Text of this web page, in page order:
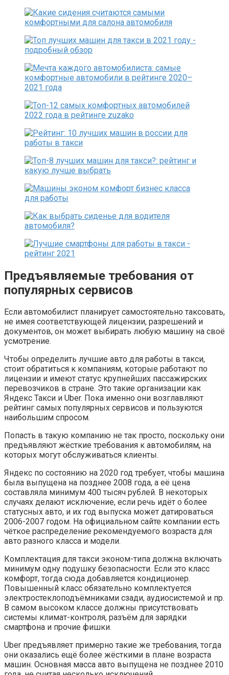
Предъявляемые требования от
популярных сервисов
Если автомобилист планирует самостоятельно таксовать,
не имея соответствующей лицензии, разрешений и
документов, он может выбирать любую машину на своё
усмотрение.
Чтобы определить лучшие авто для работы в такси,
стоит обратиться к компаниям, которые работают по
лицензии и имеют статус крупнейших пассажирских
перевозчиков в стране. Это такие организации как
Яндекс Такси и Uber. Пока именно они возглавляют
рейтинг самых популярных сервисов и пользуются
наибольшим спросом.
Попасть в такую компанию не так просто, поскольку они
предъявляют жёсткие требования к автомобилям, на
которых могут обслуживаться клиенты.
Яндекс по состоянию на 2020 год требует, чтобы машина
была выпущена на позднее 2008 года, а её цена
составляла минимум 400 тысяч рублей. В некоторых
случаях делают исключение, если речь идёт о более
статусных авто, и их год выпуска может датироваться
2006-2007 годом. На официальном сайте компании есть
чёткое распределение рекомендуемого возраста для
авто разного класса и модели.
Комплектация для такси эконом-типа должна включать
минимум одну подушку безопасности. Если это класс
комфорт, тогда сюда добавляется кондиционер.
Повышенный класс обязательно комплектуется
электростеклоподъёмниками сзади, аудиосистемой и пр.
В самом высоком классе должны присутствовать
системы климат-контроля, разъём для зарядки
смартфона и прочие фишки.
Uber предъявляет примерно такие же требования, тогда
они оказались ещё более жёсткими в плане возраста
машин. Основная масса авто выпущена не позднее 2010